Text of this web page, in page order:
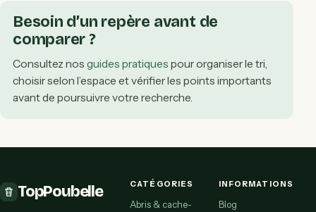
Besoin d’un repère avant de
comparer ?
Consultez nos guides pratiques pour organiser le tri,
choisir selon l’espace et vérifier les points importants
avant de poursuivre votre recherche.
TopPoubelle CATÉGORIES
Abris & cache-
INFORMATIONS
Blog